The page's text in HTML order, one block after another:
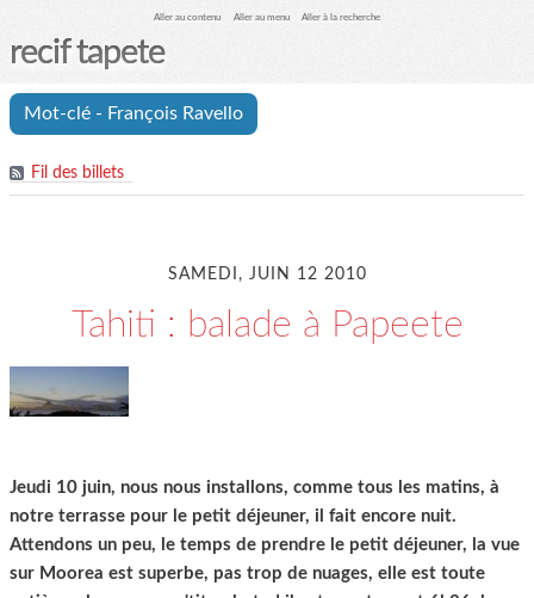
Aller au contenu Aller au menu Aller à la recherche
recif tapete
Mot-clé - François Ravello
Fil des billets
SAMEDI, JUIN 12 2010
Tahiti : balade à Papeete
Jeudi 10 juin, nous nous installons, comme tous les matins, à
notre terrasse pour le petit déjeuner, il fait encore nuit.
Attendons un peu, le temps de prendre le petit déjeuner, la vue
sur Moorea est superbe, pas trop de nuages, elle est toute